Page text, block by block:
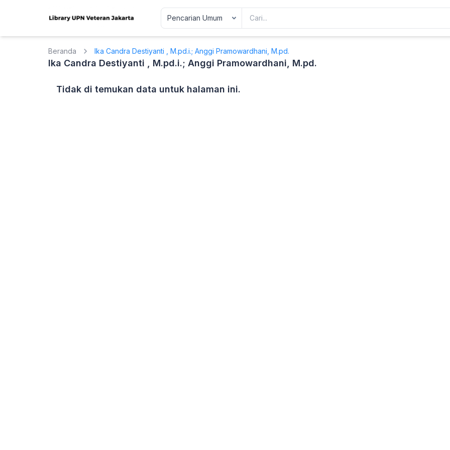
Beranda Ika Candra Destiyanti , M.pd.i.; Anggi Pramowardhani, M.pd.
Ika Candra Destiyanti , M.pd.i.; Anggi Pramowardhani, M.pd.
Tidak di temukan data untuk halaman ini.